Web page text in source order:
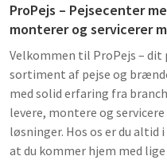
ProPejs – Pejsecenter
monterer og servicerer
Velkommen til ProPejs –
sortiment af pejse og
med solid erfaring fra
levere, montere og
løsninger. Hos os er du
at du kommer hjem med